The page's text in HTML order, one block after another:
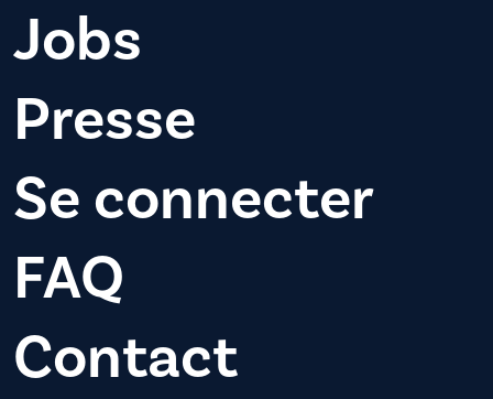
Jobs
Presse
Se connecter
FAQ
Contact